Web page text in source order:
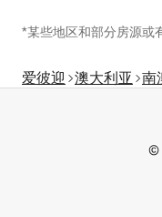
*某些地区和部分房源或
爱彼迎 澳大利亚 南
©